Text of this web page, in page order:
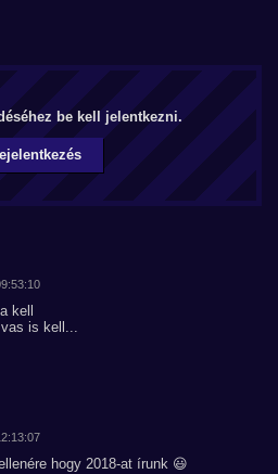
be kell jelentkezni.
kell
is kell...
hogy 2018-at írunk 😃